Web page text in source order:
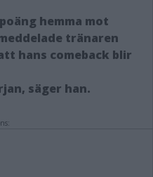
hemma mot
tränaren
hans comeback blir
säger han.